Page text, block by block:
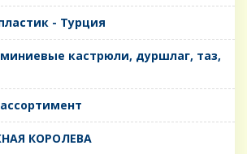
- Турция
кастрюли, дуршлаг, таз,
КОРОЛЕВА